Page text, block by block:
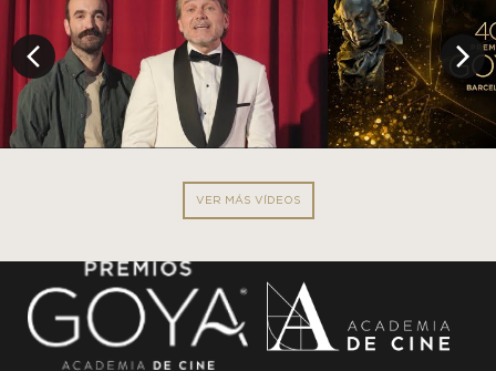
Anterior Siguiente
VER MÁS VÍDEOS